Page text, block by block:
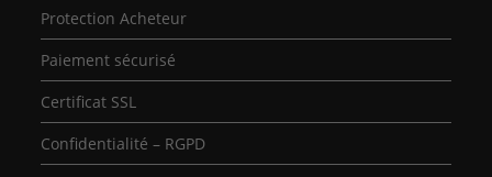
Protection Acheteur
Paiement sécurisé
Certificat SSL
Confidentialité – RGPD